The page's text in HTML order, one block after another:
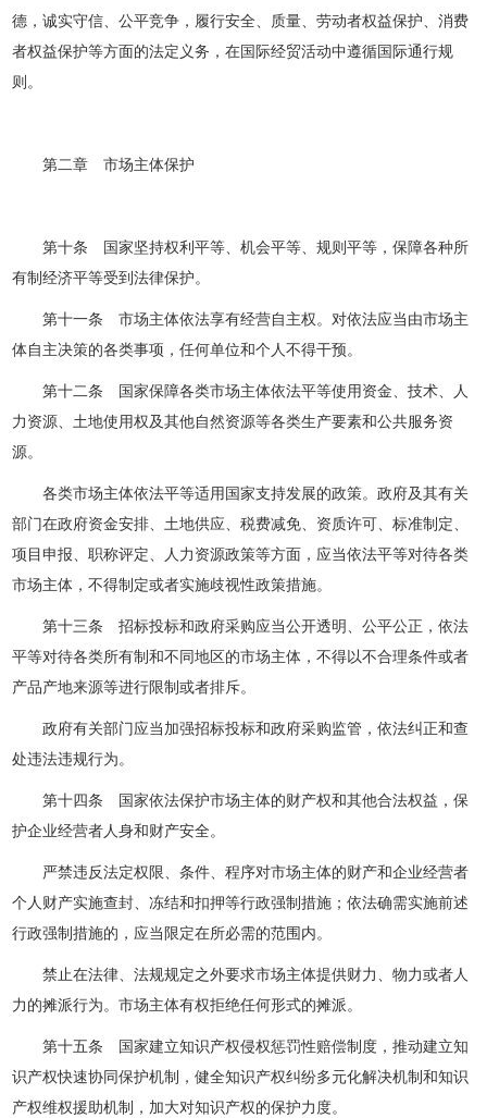
德，诚实守信、公平竞争，履行安全、质量、劳动者权益保护、消费
者权益保护等方面的法定义务，在国际经贸活动中遵循国际通行规
则。
第二章 市场主体保护
第十条 国家坚持权利平等、机会平等、规则平等，保障各种所
有制经济平等受到法律保护。
第十一条 市场主体依法享有经营自主权。对依法应当由市场主
体自主决策的各类事项，任何单位和个人不得干预。
第十二条 国家保障各类市场主体依法平等使用资金、技术、人
力资源、土地使用权及其他自然资源等各类生产要素和公共服务资
源。
各类市场主体依法平等适用国家支持发展的政策。政府及其有关
部门在政府资金安排、土地供应、税费减免、资质许可、标准制定、
项目申报、职称评定、人力资源政策等方面，应当依法平等对待各类
市场主体，不得制定或者实施歧视性政策措施。
第十三条 招标投标和政府采购应当公开透明、公平公正，依法
平等对待各类所有制和不同地区的市场主体，不得以不合理条件或者
产品产地来源等进行限制或者排斥。
政府有关部门应当加强招标投标和政府采购监管，依法纠正和查
处违法违规行为。
第十四条 国家依法保护市场主体的财产权和其他合法权益，保
护企业经营者人身和财产安全。
严禁违反法定权限、条件、程序对市场主体的财产和企业经营者
个人财产实施查封、冻结和扣押等行政强制措施；依法确需实施前述
行政强制措施的，应当限定在所必需的范围内。
禁止在法律、法规规定之外要求市场主体提供财力、物力或者人
力的摊派行为。市场主体有权拒绝任何形式的摊派。
第十五条 国家建立知识产权侵权惩罚性赔偿制度，推动建立知
识产权快速协同保护机制，健全知识产权纠纷多元化解决机制和知识
产权维权援助机制，加大对知识产权的保护力度。